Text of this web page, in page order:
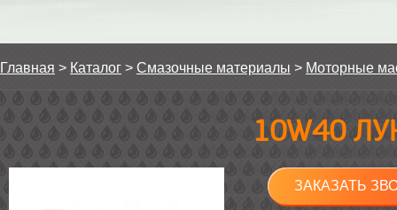
Главная > Каталог > Смазочные материалы > Моторные
10W40
ЗАКАЗАТЬ